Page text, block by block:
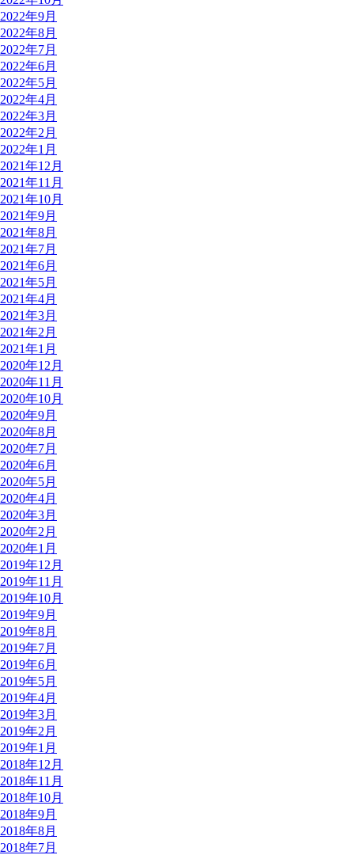
2022年9月
2022年8月
2022年7月
2022年6月
2022年5月
2022年4月
2022年3月
2022年2月
2022年1月
2021年12月
2021年11月
2021年10月
2021年9月
2021年8月
2021年7月
2021年6月
2021年5月
2021年4月
2021年3月
2021年2月
2021年1月
2020年12月
2020年11月
2020年10月
2020年9月
2020年8月
2020年7月
2020年6月
2020年5月
2020年4月
2020年3月
2020年2月
2020年1月
2019年12月
2019年11月
2019年10月
2019年9月
2019年8月
2019年7月
2019年6月
2019年5月
2019年4月
2019年3月
2019年2月
2019年1月
2018年12月
2018年11月
2018年10月
2018年9月
2018年8月
2018年7月